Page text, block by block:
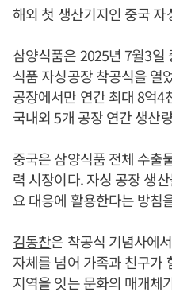
해외 첫 생산기지인 중국
삼양식품은 2025년 7월3일
식품 자싱공장 착공식을 열
공장에서만 연간 최대 8억4
국내외 5개 공장 연간 생산
중국은 삼양식품 전체 수출
력 시장이다. 자싱 공장 생
요 대응에 활용한다는 방침
김동찬은 착공식 기념사에
자체를 넘어 가족과 친구가
지역을 잇는 문화의 매개체